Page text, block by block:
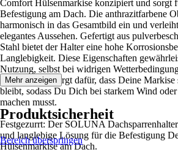
Comfort Hülsenmarkise konzipiert und sorgt
Befestigung am Dach. Die anthrazitfarbene
harmonisch in das Gesamtbild ein und
elegantes Aussehen. Gefertigt aus
Stahl bietet der Halter eine hohe
Langlebigkeit. Diese Eigenschaften
Nutzung, selbst bei widrigen
Konstruktion sorgt dafür, dass Deine
bleibt, sodass Du Dich bei starkem Wind
machen musst.
Festgezurrt: Der SOLUNA
und langlebige Lösung für die Befestigung
Hülsenmarkise am Dach.
Mehr anzeigen
Produktsicherheit
Bereich überspringen